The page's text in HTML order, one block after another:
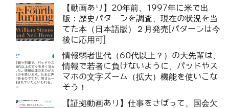
【動画あり】20年前、1997年に米で出
版：歴史パターンを調査、現在の状況を当
てた本（日本語版）２月発売[パターンは今
後に応用可]
情報弱者世代（60代以上？）の大先輩は、
情報で若者に負けないように、パッドやス
マホの文字ズーム（拡大）機能を使いこな
そう！
【証拠動画あり】仕事をさぼって、国会欠